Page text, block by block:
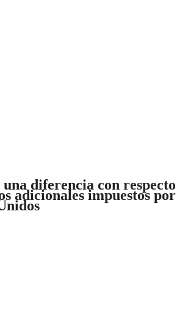
diferencia con respecto
adicionales impuestos por